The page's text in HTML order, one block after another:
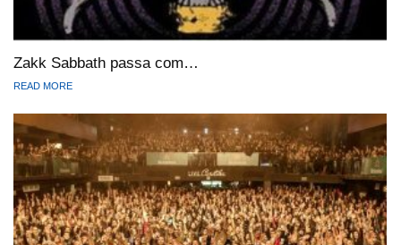
Zakk Sabbath passa com…
READ MORE